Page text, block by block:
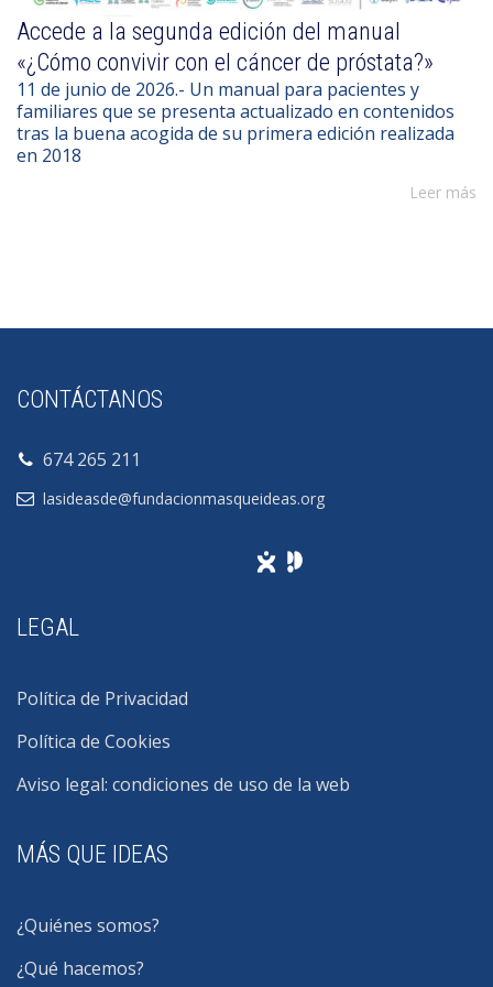
Accede a la segunda edición del manual
«¿Cómo convivir con el cáncer de próstata?»
11 de junio de 2026.- Un manual para pacientes y
familiares que se presenta actualizado en contenidos
tras la buena acogida de su primera edición realizada
en 2018
Leer más
CONTÁCTANOS
674 265 211
lasideasde@fundacionmasqueideas.org
LEGAL
Política de Privacidad
Política de Cookies
Aviso legal: condiciones de uso de la web
MÁS QUE IDEAS
¿Quiénes somos?
¿Qué hacemos?